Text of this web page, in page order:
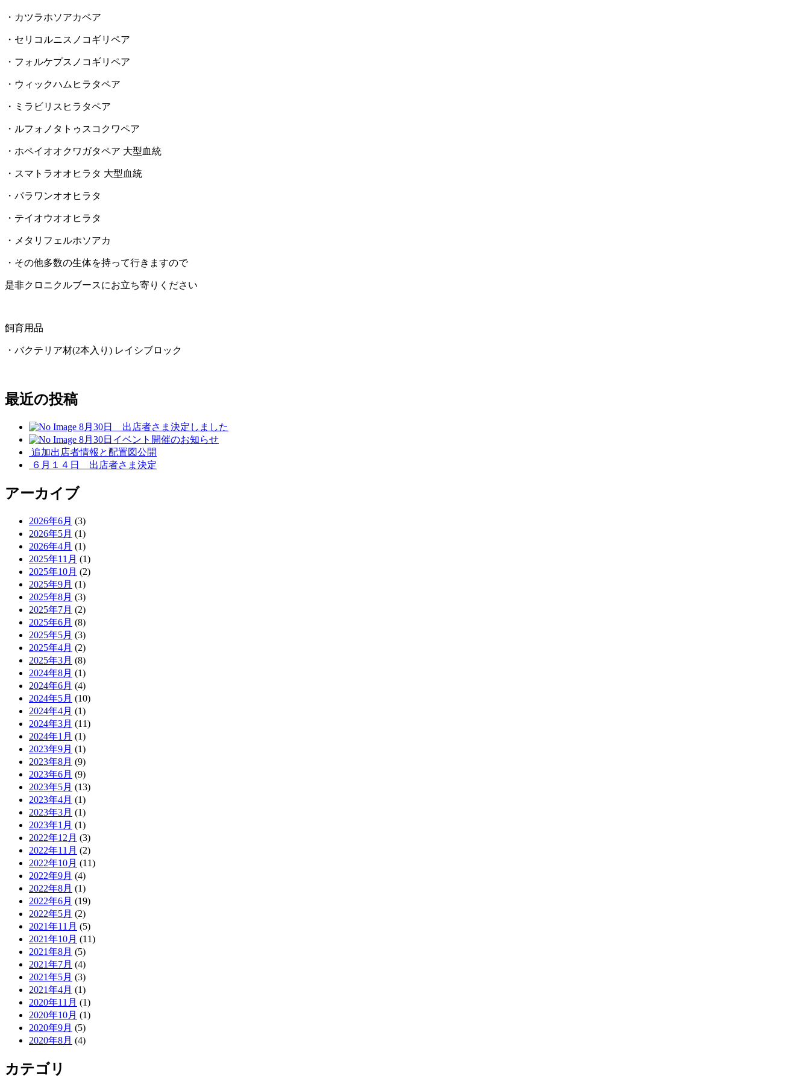
・カツラホソアカペア
・セリコルニスノコギリペア
・フォルケプスノコギリペア
・ウィックハムヒラタペア
・ミラビリスヒラタペア
・ルフォノタトゥスコクワペア
・ホペイオオクワガタペア 大型血統
・スマトラオオヒラタ 大型血統
・パラワンオオヒラタ
・テイオウオオヒラタ
・メタリフェルホソアカ
・その他多数の生体を持って行きますので
是非クロニクルブースにお立ち寄りください
飼育用品
・バクテリア材(2本入り) レイシブロック
最近の投稿
8月30日 出店者さま決定しました
8月30日イベント開催のお知らせ
追加出店者情報と配置図公開
６月１４日 出店者さま決定
アーカイブ
2026年6月 (3)
2026年5月 (1)
2026年4月 (1)
2025年11月 (1)
2025年10月 (2)
2025年9月 (1)
2025年8月 (3)
2025年7月 (2)
2025年6月 (8)
2025年5月 (3)
2025年4月 (2)
2025年3月 (8)
2024年8月 (1)
2024年6月 (4)
2024年5月 (10)
2024年4月 (1)
2024年3月 (11)
2024年1月 (1)
2023年9月 (1)
2023年8月 (9)
2023年6月 (9)
2023年5月 (13)
2023年4月 (1)
2023年3月 (1)
2023年1月 (1)
2022年12月 (3)
2022年11月 (2)
2022年10月 (11)
2022年9月 (4)
2022年8月 (1)
2022年6月 (19)
2022年5月 (2)
2021年11月 (5)
2021年10月 (11)
2021年8月 (5)
2021年7月 (4)
2021年5月 (3)
2021年4月 (1)
2020年11月 (1)
2020年10月 (1)
2020年9月 (5)
2020年8月 (4)
カテゴリ